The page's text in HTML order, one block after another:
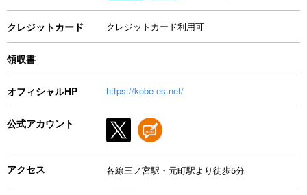
クレジットカード クレジットカード利用可
領収書
オフィシャルHP https://kobe-es.net/
公式アカウント
アクセス 各線三ノ宮駅・元町駅より徒歩5分